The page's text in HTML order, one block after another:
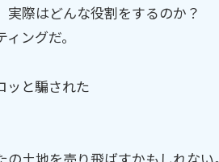
際はどんな役割をするのか？
ングだ。
ッと騙された